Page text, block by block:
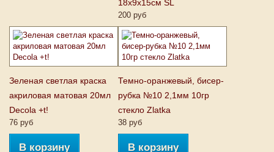
18х9х15см SL
200 руб
Зеленая светлая краска
акриловая матовая 20мл
Decola +t!
76 руб
В корзину
Темно-оранжевый, бисер-
рубка №10 2,1мм 10гр
стекло Zlatka
38 руб
В корзину